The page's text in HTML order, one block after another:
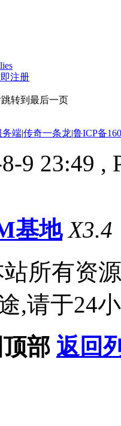
注册
转到最后一页
务端|传奇一条龙|鲁ICP备
9 23:49 ,
基地 X3.4
所有资
,请于24
部 返回